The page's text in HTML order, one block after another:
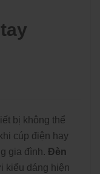
bị không thể
cúp điện hay
gia đình. Đèn
kiểu dáng hiện